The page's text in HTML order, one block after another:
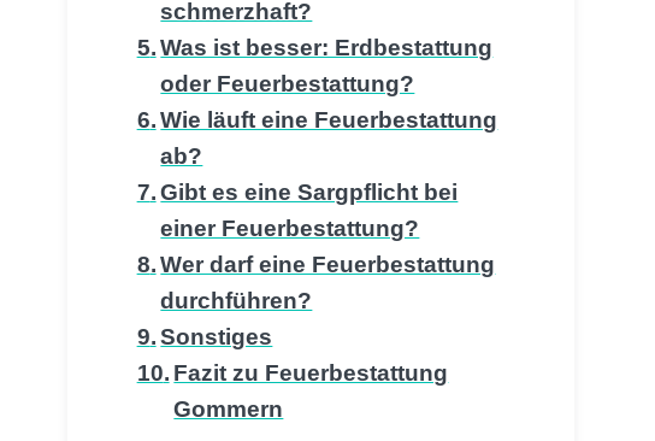
schmerzhaft?
Was ist besser: Erdbestattung
oder Feuerbestattung?
Wie läuft eine Feuerbestattung
ab?
Gibt es eine Sargpflicht bei
einer Feuerbestattung?
Wer darf eine Feuerbestattung
durchführen?
Sonstiges
Fazit zu Feuerbestattung
Gommern